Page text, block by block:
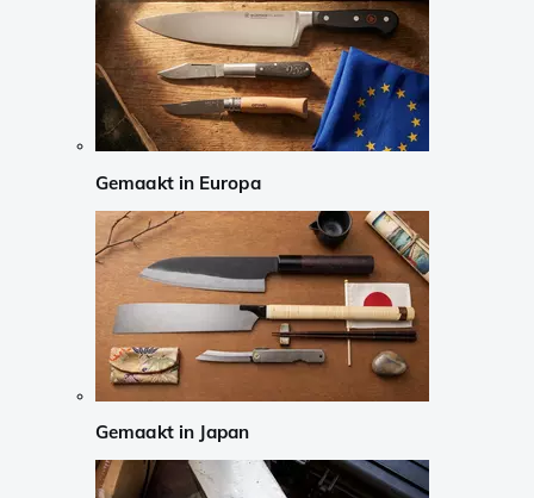
Gemaakt in Europa
Gemaakt in Japan